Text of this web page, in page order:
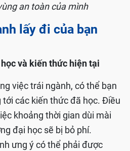
an toàn của mình
lấy đi của bạn
và kiến thức hiện tại
việc trái ngành, có thể bạn
tới các kiến thức đã học. Điều
khoảng thời gian dùi mài
đại học sẽ bị bỏ phí.
ưng ý có thể phải được